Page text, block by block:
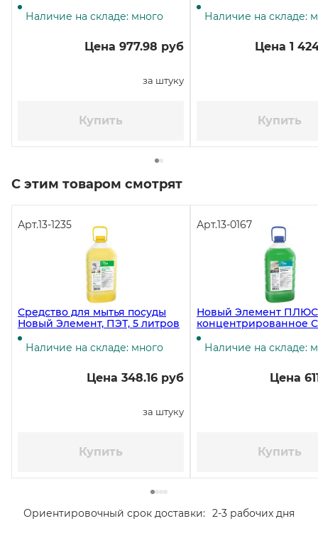
обезжиривающее средство, 5
литров ЧЗ
Наличие на складе: много
Цена 977.98 руб
за штуку
Купить
Наличие на складе:
Цена 1
Купить
С этим товаром смотрят
Арт.13-1235
Средство для мытья посуды
Новый Элемент, ПЭТ, 5 литров
Наличие на складе: много
Цена 348.16 руб
за штуку
Купить
Арт.13-0167
Новый Элемент ПЛЮС
концентрированное
для мытья посуды, 5
Наличие на складе:
Цена
Купить
Ориентировочный срок доставки: 2-3 рабочих дня